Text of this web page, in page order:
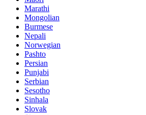
Marathi
Mongolian
Burmese
Nepali
Norwegian
Pashto
Persian
Punjabi
Serbian
Sesotho
Sinhala
Slovak